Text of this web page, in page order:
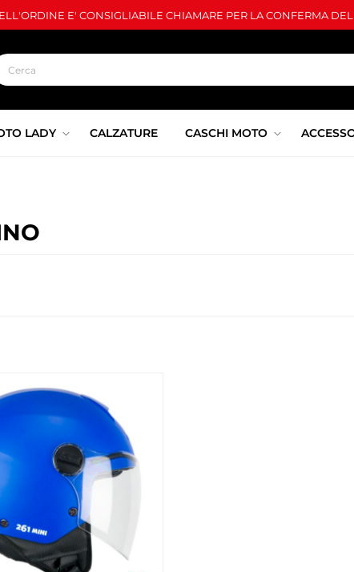
E' CONSIGLIABILE CHIAMARE PER LA CONFERMA
LADY CALZATURE CASCHI MOTO